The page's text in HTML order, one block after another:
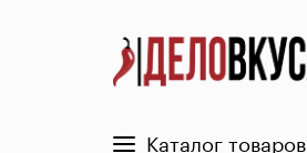
Каталог товаров